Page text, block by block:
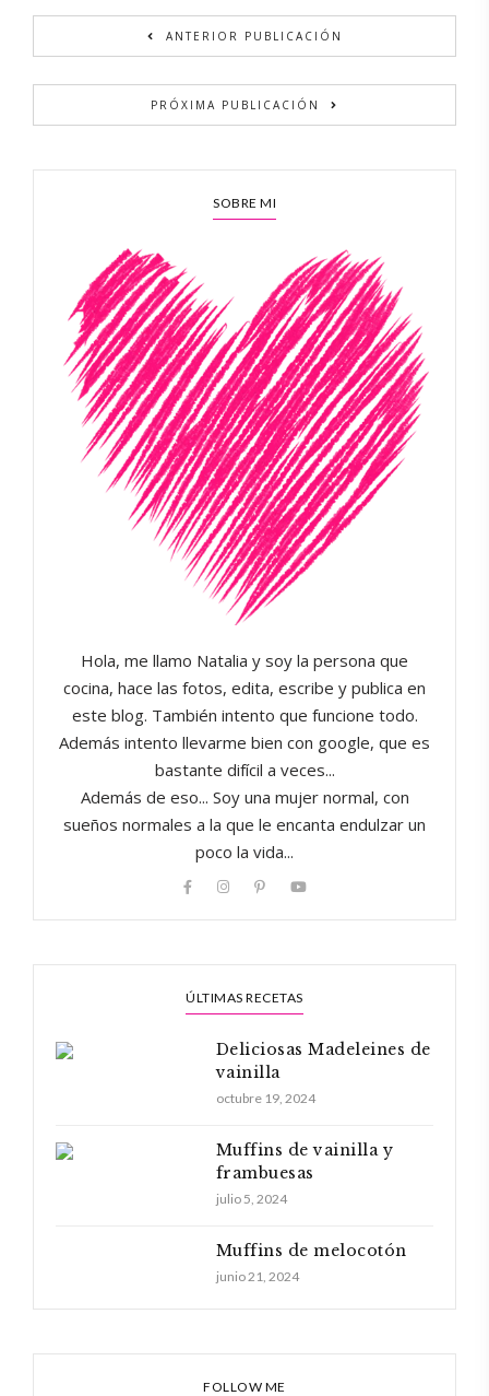
ANTERIOR PUBLICACIÓN
PRÓXIMA PUBLICACIÓN
SOBRE MI
Hola, me llamo Natalia y soy la persona que
cocina, hace las fotos, edita, escribe y publica en
este blog. También intento que funcione todo.
Además intento llevarme bien con google, que es
bastante difícil a veces...
Además de eso... Soy una mujer normal, con
sueños normales a la que le encanta endulzar un
poco la vida...
ÚLTIMAS RECETAS
Deliciosas Madeleines de
vainilla
octubre 19, 2024
Muffins de vainilla y
frambuesas
julio 5, 2024
Muffins de melocotón
junio 21, 2024
FOLLOW ME